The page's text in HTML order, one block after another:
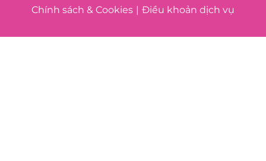
Chính sách & Cookies | Điều khoản dịch vụ